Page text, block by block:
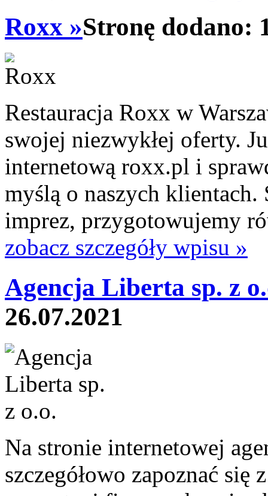
Roxx »Stronę dodano:
Restauracja Roxx w
swojej niezwykłej oferty.
internetową roxx.pl i
myślą o naszych
imprez, przygotowujemy
zobacz szczegóły wpisu »
Agencja Liberta sp. z
26.07.2021
Na stronie internetowej
szczegółowo zapoznać